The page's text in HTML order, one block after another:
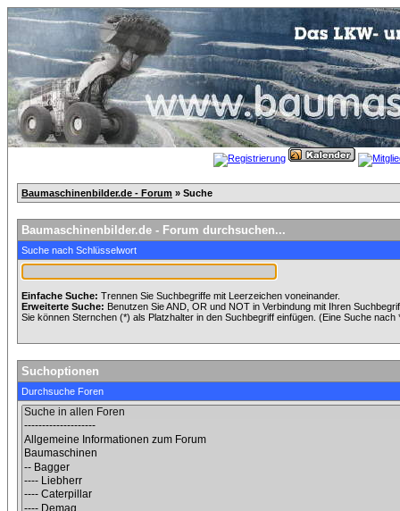
Baumaschinenbilder.de - Forum » Suche
Baumaschinenbilder.de - Forum durchsuchen...
Suche nach Schlüsselwort
Einfache Suche: Trennen Sie Suchbegriffe mit Leerzeichen voneinander.
Erweiterte Suche: Benutzen Sie AND, OR und NOT in Verbindung mit Ihren
Sie können Sternchen (*) als Platzhalter in den Suchbegriff einfügen. (Eine Suche
Suchoptionen
Durchsuche Foren